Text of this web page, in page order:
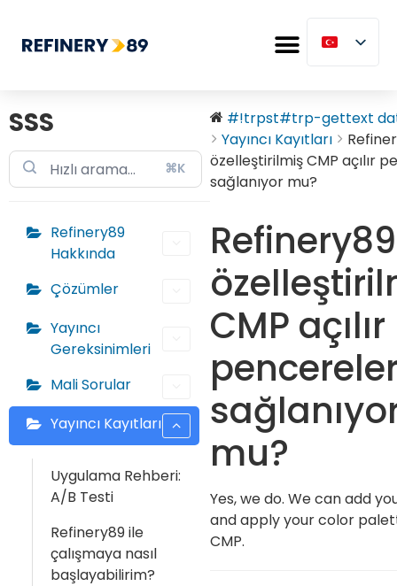
SSS
⌘K
Refinery89
Hakkında
Çözümler
Yayıncı
Gereksinimleri
Mali Sorular
Yayıncı Kayıtları
Uygulama Rehberi:
A/B Testi
Refinery89 ile
çalışmaya nasıl
başlayabilirim?
#!trpst#trp-gettext
Yayıncı Kayıtları
özelleştirilmiş CMP açılır
sağlanıyor mu?
CMP açılır
mu?
Yes, we do. We can add
and apply your color
CMP.